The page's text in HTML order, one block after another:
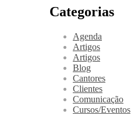
Categorias
Agenda
Artigos
Artigos
Blog
Cantores
Clientes
Comunicação
Cursos/Eventos